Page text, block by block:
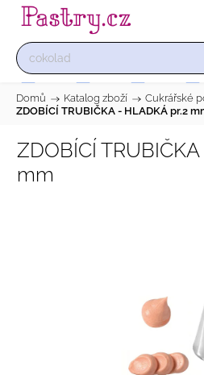
Domů / Katalog zboží / Cukrářské
ZDOBÍCÍ TRUBIČKA - HLADKÁ pr.2
ZDOBÍCÍ
mm